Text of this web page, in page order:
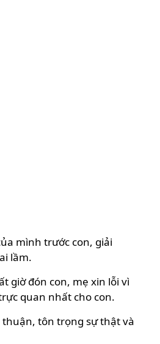
mình trước con, giải
lầm.
giờ đón con, mẹ xin lỗi vì
quan nhất cho con.
thuận, tôn trọng sự thật và